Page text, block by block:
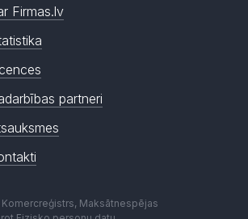
Firmas.lv
partneri
Maksātnespējas